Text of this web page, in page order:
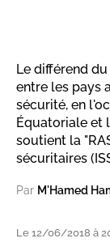
Le différend
entre les pays
sécurité, en
Équatoriale et
soutient la
sécuritaires
Par M'Hamed
Le 12/06/2018 à